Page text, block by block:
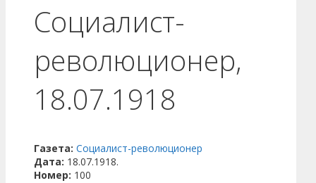
Социалист-
революционер,
18.07.1918
Газета: Социалист-революционер
Дата: 18.07.1918.
Номер: 100